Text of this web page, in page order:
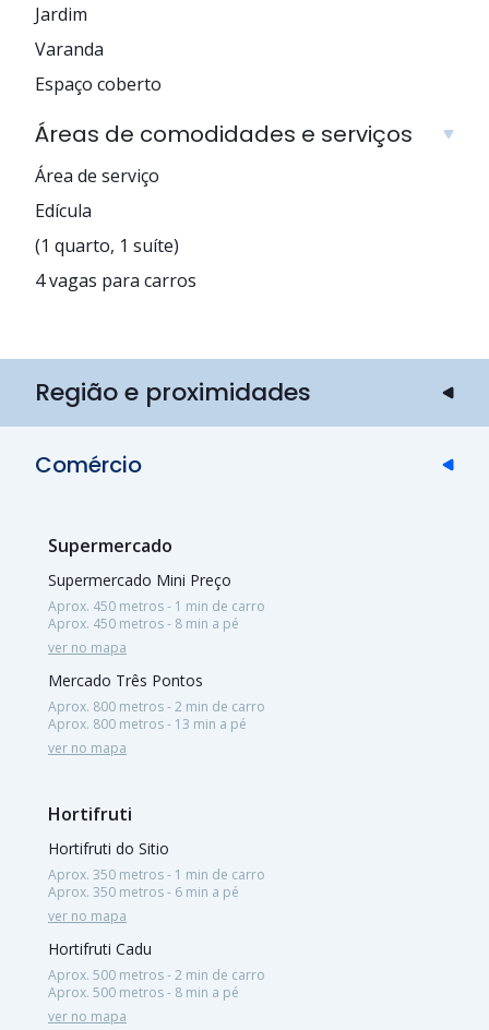
Jardim
Varanda
Espaço coberto
Áreas de comodidades e serviços
Área de serviço
Edícula
(1 quarto, 1 suíte)
4 vagas para carros
Região e proximidades
Comércio
Supermercado
Supermercado Mini Preço
Aprox. 450 metros - 1 min de carro
Aprox. 450 metros - 8 min a pé
ver no mapa
Mercado Três Pontos
Aprox. 800 metros - 2 min de carro
Aprox. 800 metros - 13 min a pé
ver no mapa
Hortifruti
Hortifruti do Sitio
Aprox. 350 metros - 1 min de carro
Aprox. 350 metros - 6 min a pé
ver no mapa
Hortifruti Cadu
Aprox. 500 metros - 2 min de carro
Aprox. 500 metros - 8 min a pé
ver no mapa